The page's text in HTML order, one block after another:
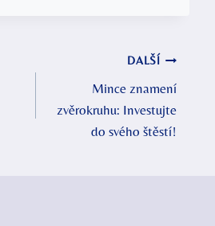
DALŠÍ
Mince znamení
zvěrokruhu: Investujte
do svého štěstí!